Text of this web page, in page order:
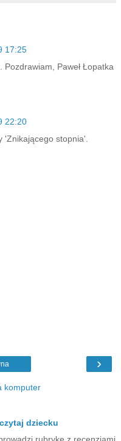
17:25
Pozdrawiam, Paweł Łopatka
22:20
'Znikającego stopnia'.
›
komputer
dziecku